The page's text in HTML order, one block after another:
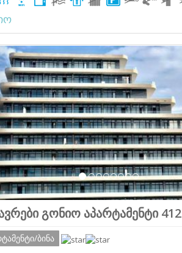
გონიო აპარტამენტი 412
ბინა